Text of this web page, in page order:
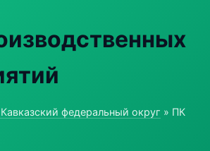
федеральный округ » ПК